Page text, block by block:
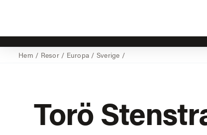
Hem / Resor/ Europa / Sverige /
Torö